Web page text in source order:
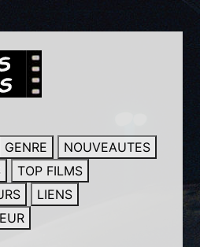
GENRE
NOUVEAUTES
TOP FILMS
LIENS